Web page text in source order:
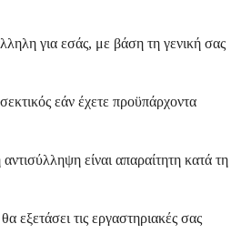
για εσάς, με βάση τη γενική σας
εάν έχετε προϋπάρχοντα
είναι απαραίτητη κατά τη
εξετάσει τις εργαστηριακές σας